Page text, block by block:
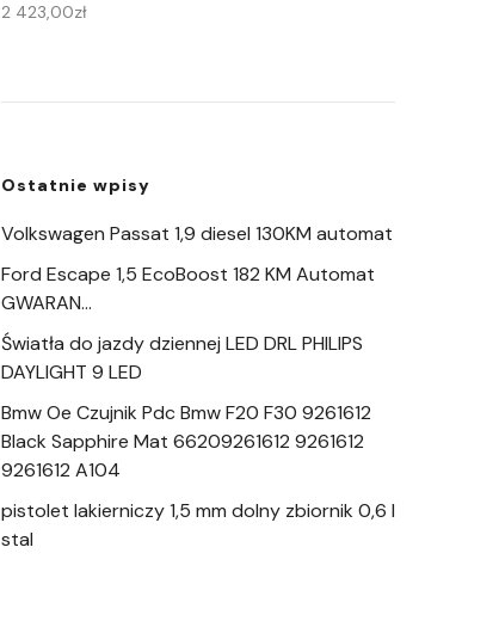
2 423,00zł
Ostatnie wpisy
Volkswagen Passat 1,9 diesel 130KM automat
Ford Escape 1,5 EcoBoost 182 KM Automat
GWARAN…
Światła do jazdy dziennej LED DRL PHILIPS
DAYLIGHT 9 LED
Bmw Oe Czujnik Pdc Bmw F20 F30 9261612
Black Sapphire Mat 66209261612 9261612
9261612 A104
pistolet lakierniczy 1,5 mm dolny zbiornik 0,6 l
stal